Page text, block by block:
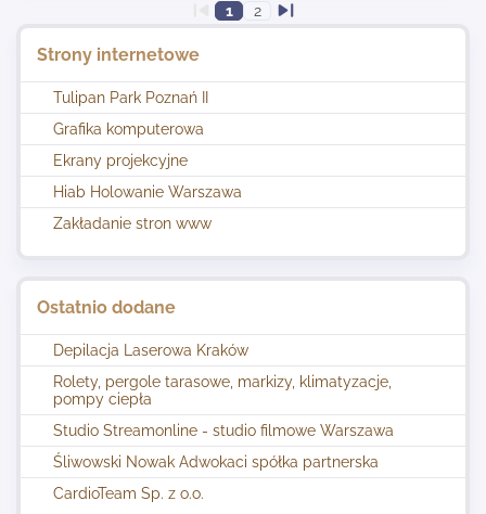
Strony internetowe
Tulipan Park Poznań II
Grafika komputerowa
Ekrany projekcyjne
Hiab Holowanie Warszawa
Zakładanie stron www
Ostatnio dodane
Depilacja Laserowa Kraków
Rolety, pergole tarasowe, markizy, klimatyzacje,
pompy ciepła
Studio Streamonline - studio filmowe Warszawa
Śliwowski Nowak Adwokaci spółka partnerska
CardioTeam Sp. z o.o.
1 2